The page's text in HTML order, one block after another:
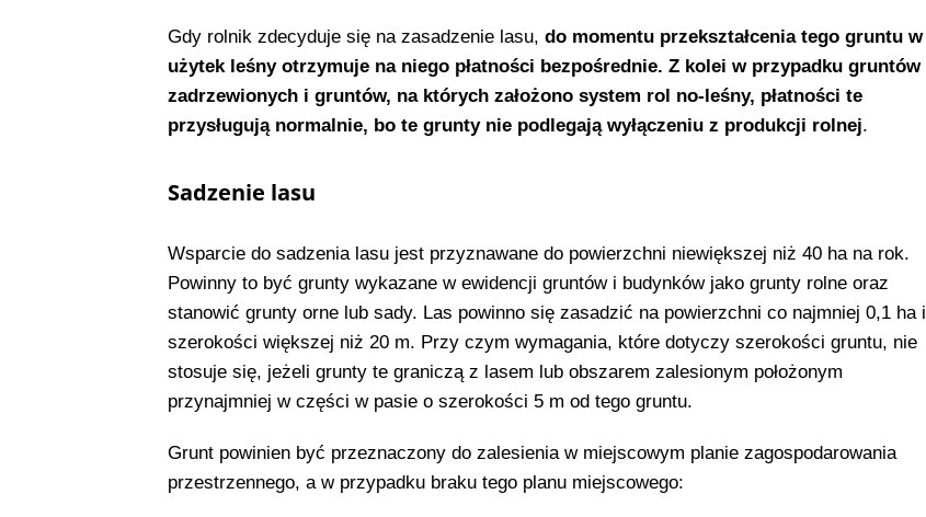
Gdy rolnik zdecyduje się na zasadzenie lasu, do momentu przekształcenia tego gruntu w
użytek leśny otrzymuje na niego płatności bezpośrednie. Z kolei w przypadku gruntów
zadrzewionych i gruntów, na których założono system rol no-leśny, płatności te
przysługują normalnie, bo te grunty nie podlegają wyłączeniu z produkcji rolnej.
Sadzenie lasu
Wsparcie do sadzenia lasu jest przyznawane do powierzchni niewiększej niż 40 ha na rok.
Powinny to być grunty wykazane w ewidencji gruntów i budynków jako grunty rolne oraz
stanowić grunty orne lub sady. Las powinno się zasadzić na powierzchni co najmniej 0,1 ha i
szerokości większej niż 20 m. Przy czym wymagania, które dotyczy szerokości gruntu, nie
stosuje się, jeżeli grunty te graniczą z lasem lub obszarem zalesionym położonym
przynajmniej w części w pasie o szerokości 5 m od tego gruntu.
Grunt powinien być przeznaczony do zalesienia w miejscowym planie zagospodarowania
przestrzennego, a w przypadku braku tego planu miejscowego: